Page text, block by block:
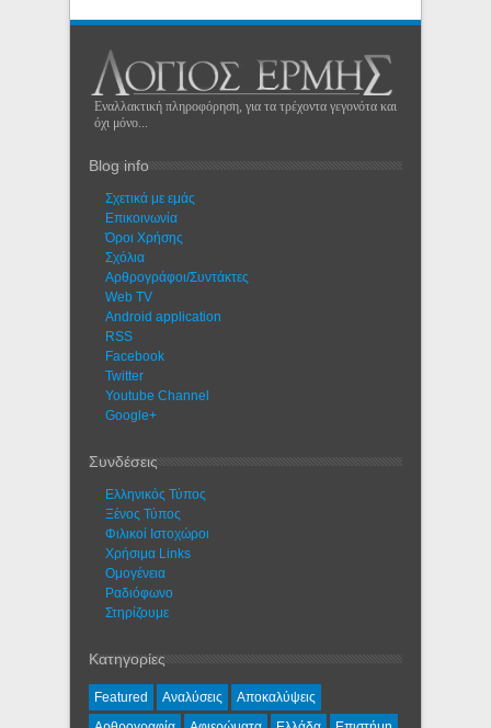
Εναλλακτική πληροφόρηση, για τα τρέχοντα γεγονότα και
όχι μόνο...
Blog info
Σχετικά με εμάς
Eπικοινωνία
Όροι Χρήσης
Σχόλια
Αρθρογράφοι/Συντάκτες
Web TV
Android application
RSS
Facebook
Twitter
Youtube Channel
Google+
Συνδέσεις
Ελληνικός Τύπος
Ξένος Τύπος
Φιλικοί Ιστοχώροι
Χρήσιμα Links
Ομογένεια
Ραδιόφωνο
Στηρίζουμε
Κατηγορίες
Featured Αναλύσεις
Αποκαλύψεις